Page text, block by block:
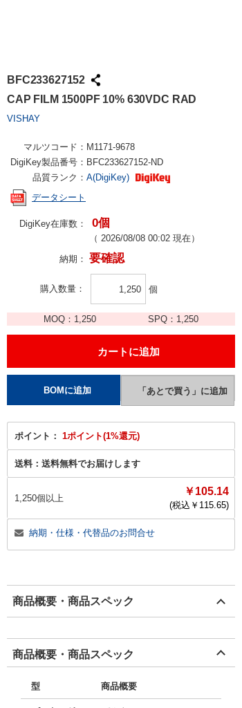
BFC233627152
CAP FILM 1500PF 10% 630VDC RAD
VISHAY
マルツコード： M1171-9678
DigiKey製品番号： BFC233627152-ND
品質ランク： A(DigiKey)
データシート
DigiKey在庫数： 0個
（ 2026/08/08 00:02 現在）
納期： 要確認
購入数量 個
MOQ： 1,250 SPQ： 1,250
ポイント： 1ポイント(1%還元)
送料： 送料無料でお届けします
1,250個以上
￥105.14
(税込￥ 115.65)
納期・仕様・代替品のお問合せ
商品概要・商品スペック
商品概要・商品スペック
型 商品概要